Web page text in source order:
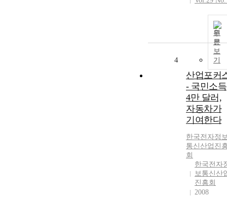
원
문
보
기
4
산업포커
- 국민소득
4만 달러,
자동차가
기여한다
한국전자정
통신산업진
회
한국전자
보통신산
진흥회
2008